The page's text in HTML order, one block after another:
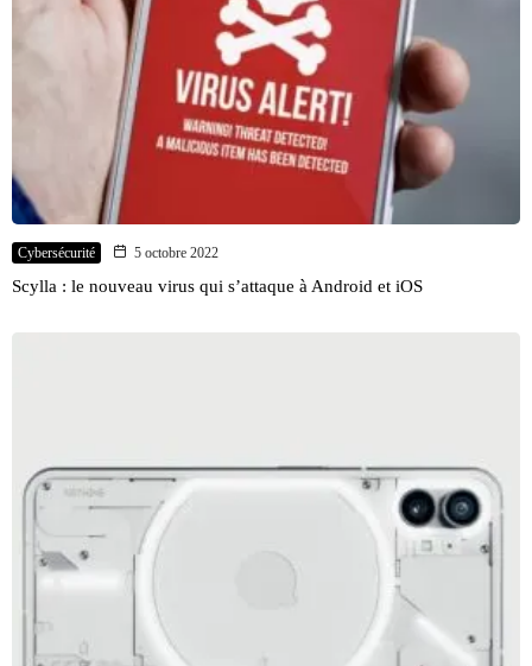
Cybersécurité 5 octobre 2022
Scylla : le nouveau virus qui s’attaque à Android et iOS